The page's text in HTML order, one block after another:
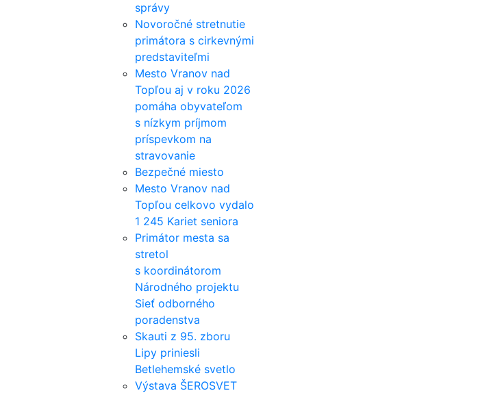
správy
Novoročné stretnutie
primátora s cirkevnými
predstaviteľmi
Mesto Vranov nad
Topľou aj v roku 2026
pomáha obyvateľom
s nízkym príjmom
príspevkom na
stravovanie
Bezpečné miesto
Mesto Vranov nad
Topľou celkovo vydalo
1 245 Kariet seniora
Primátor mesta sa
stretol
s koordinátorom
Národného projektu
Sieť odborného
poradenstva
Skauti z 95. zboru
Lipy priniesli
Betlehemské svetlo
Výstava ŠEROSVET